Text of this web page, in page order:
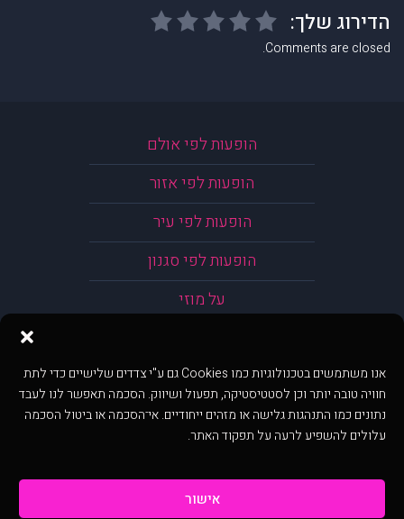
אנו משתמשים בטכנולוגיות כמו Cookies גם ע"י צדדים שלישיים כדי לתת
חוויה טובה יותר וכן לסטטיסטיקה, תפעול ושיווק. הסכמה תאפשר לנו לעבד
נתונים כמו התנהגות גלישה או מזהים ייחודיים. אי־הסכמה או ביטול הסכמה
עלולים להשפיע לרעה על תפקוד האתר.
אישור
Comments are closed.
הופעות לפי אולם
הופעות לפי אזור
הופעות לפי עיר
הופעות לפי סגנון
על מוזי